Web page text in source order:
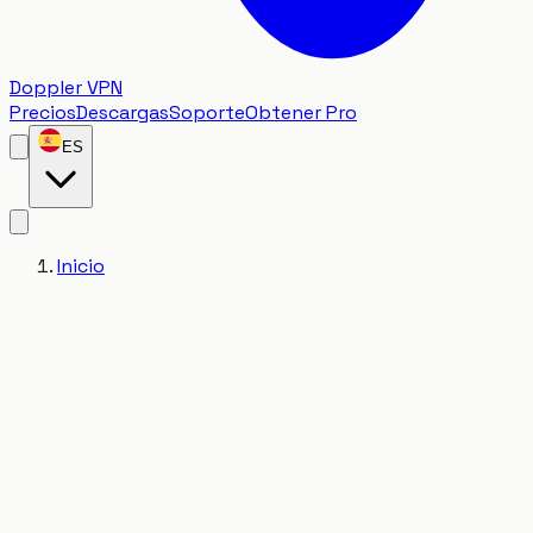
Doppler VPN
PreciosDescargasSoporteObtener Pro
ES
Inicio